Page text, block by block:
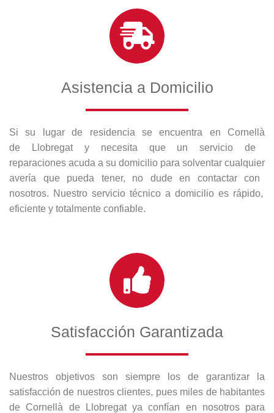
Asistencia a Domicilio
Si su lugar de residencia se encuentra en Cornell à
de Ll obregatynecesita que un servicio de
reparaciones acuda a su domicil io para solventar cual quier
avería que pueda tener, no dude en contactarcon
nosotros. Nuestro servicio técnico a domicil io es rápido,
eficiente y total mente confiable.
Satisfacción Garantizada
Nuestros objetivos son siempre los de garantizar la
satisfacción de nuestros clientes, pues miles de habitantes
de Cornellà de Llobregat ya confían en nosotros para